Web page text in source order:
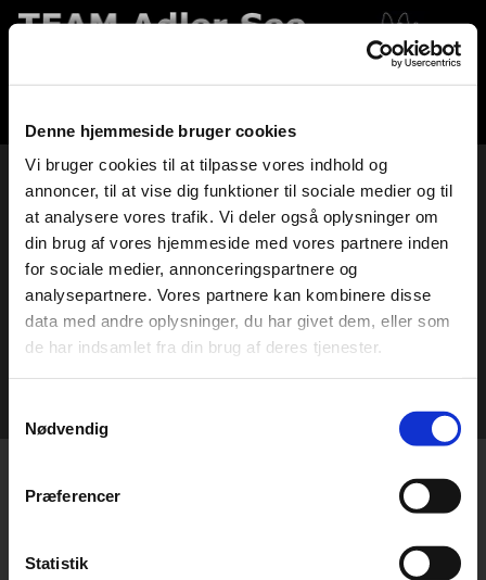
Denne hjemmeside bruger cookies
Vi bruger cookies til at tilpasse vores indhold og
annoncer, til at vise dig funktioner til sociale medier og til
at analysere vores trafik. Vi deler også oplysninger om
din brug af vores hjemmeside med vores partnere inden
for sociale medier, annonceringspartnere og
analysepartnere. Vores partnere kan kombinere disse
data med andre oplysninger, du har givet dem, eller som
de har indsamlet fra din brug af deres tjenester.
Nødvendig
Præferencer
Statistik
ADLER SEE
HOLIDAY
STAMBOG/PEDIGRE
E WINSIS
Gl. Ribevej 33